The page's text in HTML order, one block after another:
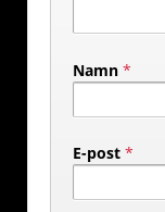
Namn *
E-post *